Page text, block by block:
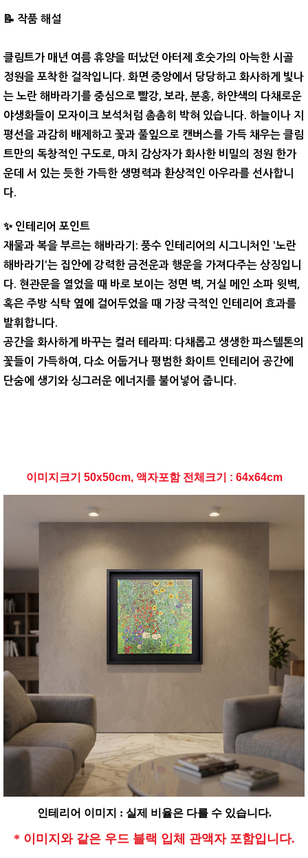
📝 작품 해설
클림트가 매년 여름 휴양을 떠났던 아터제 호숫가의 아늑한 시골
정원을 포착한 걸작입니다. 화면 중앙에서 당당하고 화사하게 빛나
는 노란 해바라기를 중심으로 빨강, 보라, 분홍, 하얀색의 다채로운
야생화들이 모자이크 보석처럼 촘촘히 박혀 있습니다. 하늘이나 지
평선을 과감히 배제하고 꽃과 풀잎으로 캔버스를 가득 채우는 클림
트만의 독창적인 구도로, 마치 감상자가 화사한 비밀의 정원 한가
운데 서 있는 듯한 가득한 생명력과 환상적인 아우라를 선사합니
다.
✨ 인테리어 포인트
재물과 복을 부르는 해바라기: 풍수 인테리어의 시그니처인 '노란
해바라기'는 집안에 강력한 금전운과 행운을 가져다주는 상징입니
다. 현관문을 열었을 때 바로 보이는 정면 벽, 거실 메인 소파 윗벽,
혹은 주방 식탁 옆에 걸어두었을 때 가장 극적인 인테리어 효과를
발휘합니다.
공간을 화사하게 바꾸는 컬러 테라피: 다채롭고 생생한 파스텔톤의
꽃들이 가득하여, 다소 어둡거나 평범한 화이트 인테리어 공간에
단숨에 생기와 싱그러운 에너지를 불어넣어 줍니다.
이미지크기 50x50cm, 액자포함 전체크기 : 64x64cm
인테리어 이미지 : 실제 비율은 다를 수 있습니다.
* 이미지와 같은 우드 블랙 입체 관액자 포함입니다.